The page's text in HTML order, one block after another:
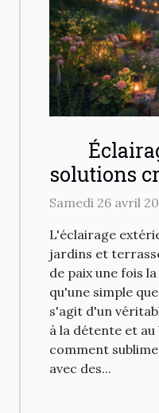
solutions
Samedi 26 avril
L'éclairage
jardins et
de paix une fois
qu'une simple
s'agit d'un
à la détente et
comment
avec des...